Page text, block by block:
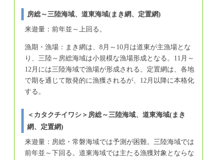
房総～三陸海域、道東海域(まき網、定置網)
来遊量：前年並～上回る。
漁期・漁場：まき網は、8月～10月は道東が主漁場とな
り、三陸～房総海域は小規模な漁場形成となる。11月～
12月には三陸海域で漁場が形成される。定置網は、各地
で期を通じて散発的に漁獲されるが、12月以降に本格化
する。
＜カタクチイワシ＞房総～三陸海域、道東海域(まき
網、定置網)
来遊量：房総・常磐海域では予測が困難。三陸海域では
前年並～下回る。道東海域では主たる漁獲対象とならな